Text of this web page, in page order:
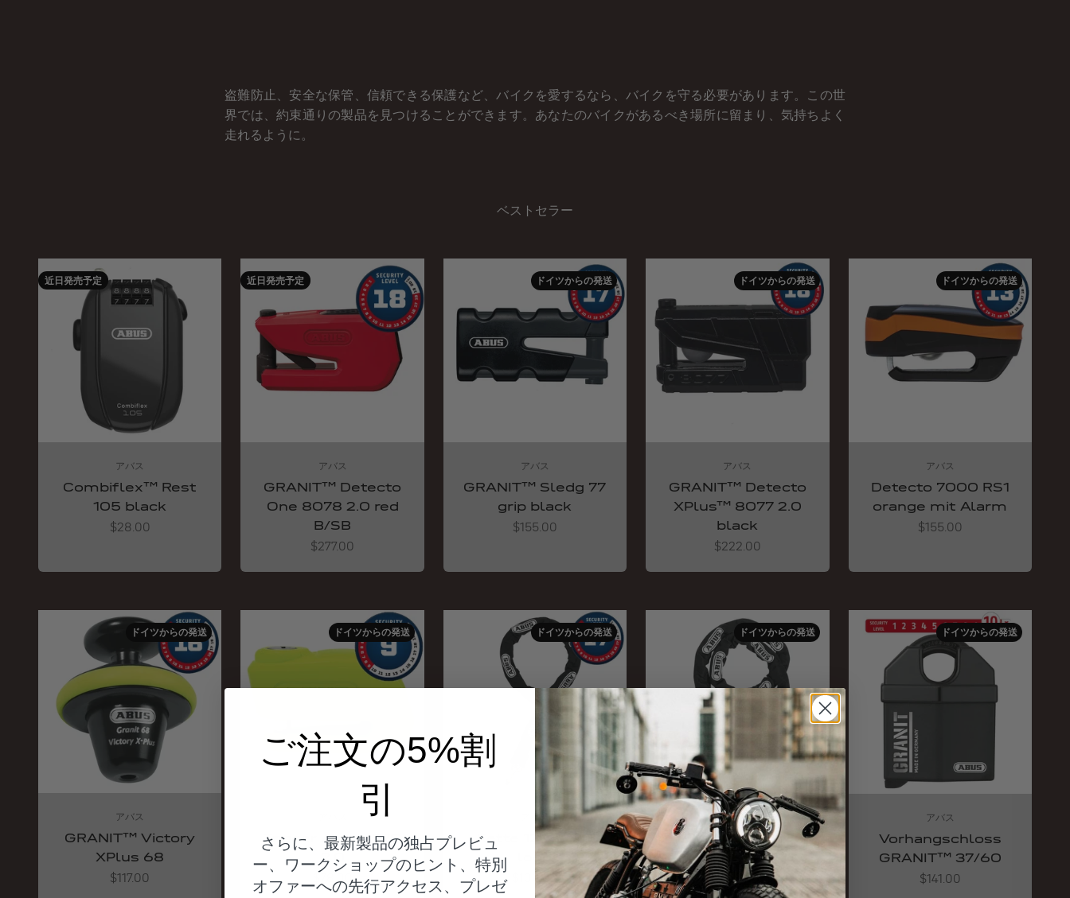
盗難防止、安全な保管、信頼できる保護など、バイクを愛するなら、バイクを守る必要があります。この世
界では、約束通りの製品を見つけることができます。あなたのバイクがあるべき場所に留まり、気持ちよく
走れるように。
ベストセラー
近日発売予定
アバス
Combiflex™ Rest
105 black
Angebot
$28.00
近日発売予定
アバス
GRANIT™ Detecto
One 8078 2.0 red
B/SB
Angebot
$277.00
ドイツからの発送
アバス
GRANIT™ Sledg 77
grip black
Angebot
$155.00
ドイツからの発送
アバス
GRANIT™ Detecto
XPlus™ 8077 2.0
black
Angebot
$222.00
ドイツからの発送
アバス
Detecto 7000 RS1
orange mit Alarm
Angebot
$155.00
ドイツからの発送
アバス
GRANIT™ Victory
XPlus 68
Angebot
$117.00
ドイツからの発送
Trigger Alarm 370
2.0
Angebot
$78.00
ドイツからの発送
アバス
Kette 12KS/120
Angebot
$100.00
ドイツからの発送
アバス
Kette 10KS 170
black
Angebot
$100.00
ドイツからの発送
アバス
Vorhangschloss
GRANIT™ 37/60
Angebot
$141.00
ご注文の5%割
引
さらに、最新製品の独占プレビュ
ー、ワークショップのヒント、特別
オファーへの先行アクセス、プレゼ